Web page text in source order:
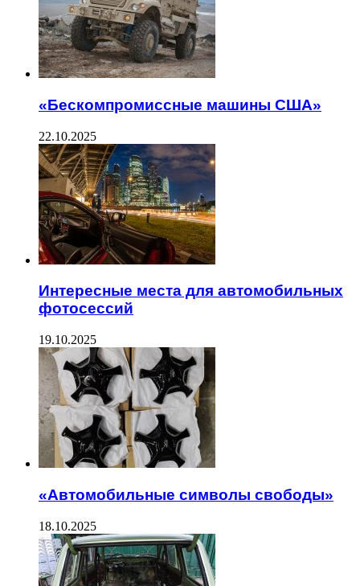
«Бескомпромиссные машины США»
22.10.2025
Интересные места для автомобильных
фотосессий
19.10.2025
«Автомобильные символы свободы»
18.10.2025